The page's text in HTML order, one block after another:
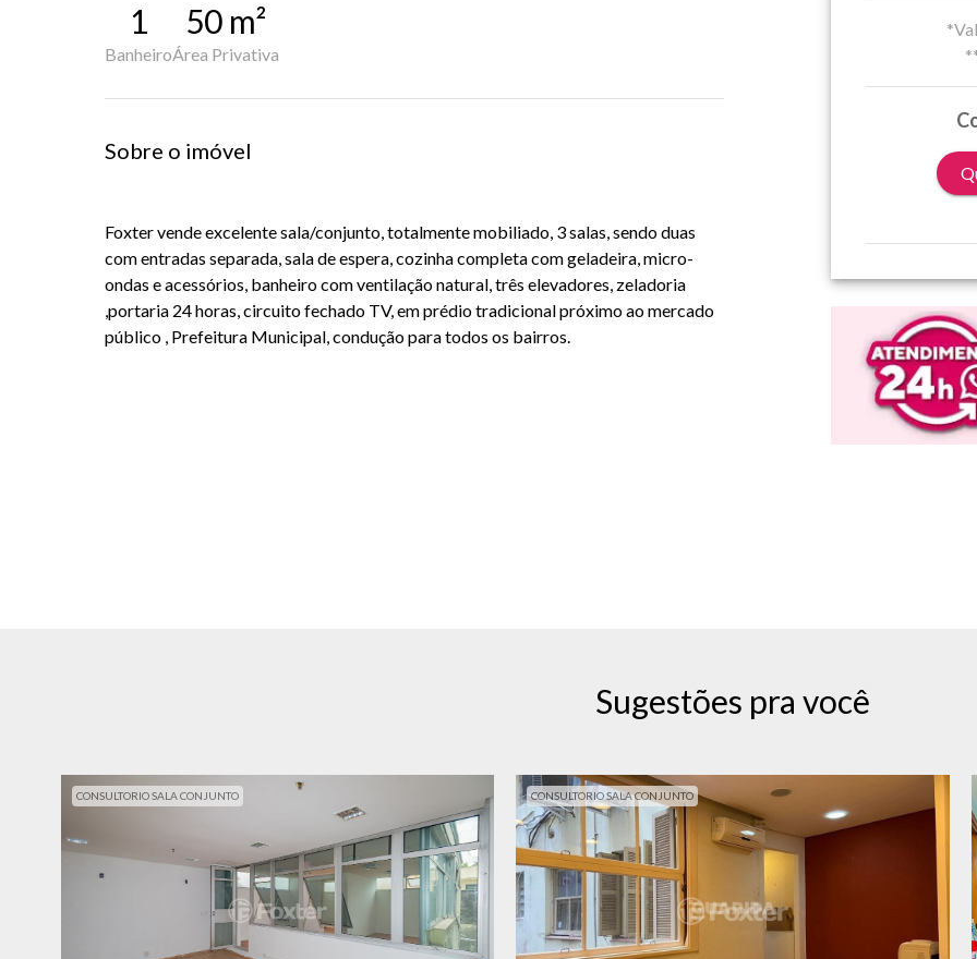
1
Banheiro
50 m²
Área Privativa
Sobre o imóvel
Foxter vende excelente sala/conjunto, totalmente mobiliado, 3 salas, sendo duas
com entradas separada, sala de espera, cozinha completa com geladeira, micro-
ondas e acessórios, banheiro com ventilação natural, três elevadores, zeladoria
,portaria 24 horas, circuito fechado TV, em prédio tradicional próximo ao mercado
público , Prefeitura Municipal, condução para todos os bairros.
Sugestões pra você
CONSULTORIO SALA CONJUNTO CONSULTORIO SALA CONJUNTO